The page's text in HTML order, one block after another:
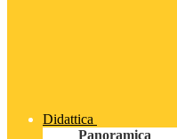
Didattica
Panoramica